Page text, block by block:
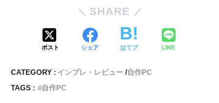
SHARE
ポスト シェア はてブ LINE
CATEGORY : インプレ・レビュー 自作PC
TAGS :
自作PC